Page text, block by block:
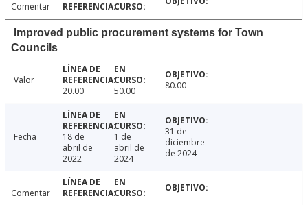
Comentar
Improved public procurement systems for Town
Councils
Valor
20.00
50.00 80.00
Fecha
18 de
abril de
2022
1 de
abril de
2024
31 de
diciembre
de 2024
Comentar